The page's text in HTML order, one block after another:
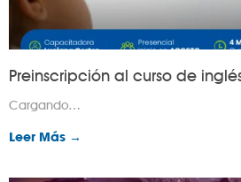
Preinscripción al curso de
Cargando…
Leer Más →